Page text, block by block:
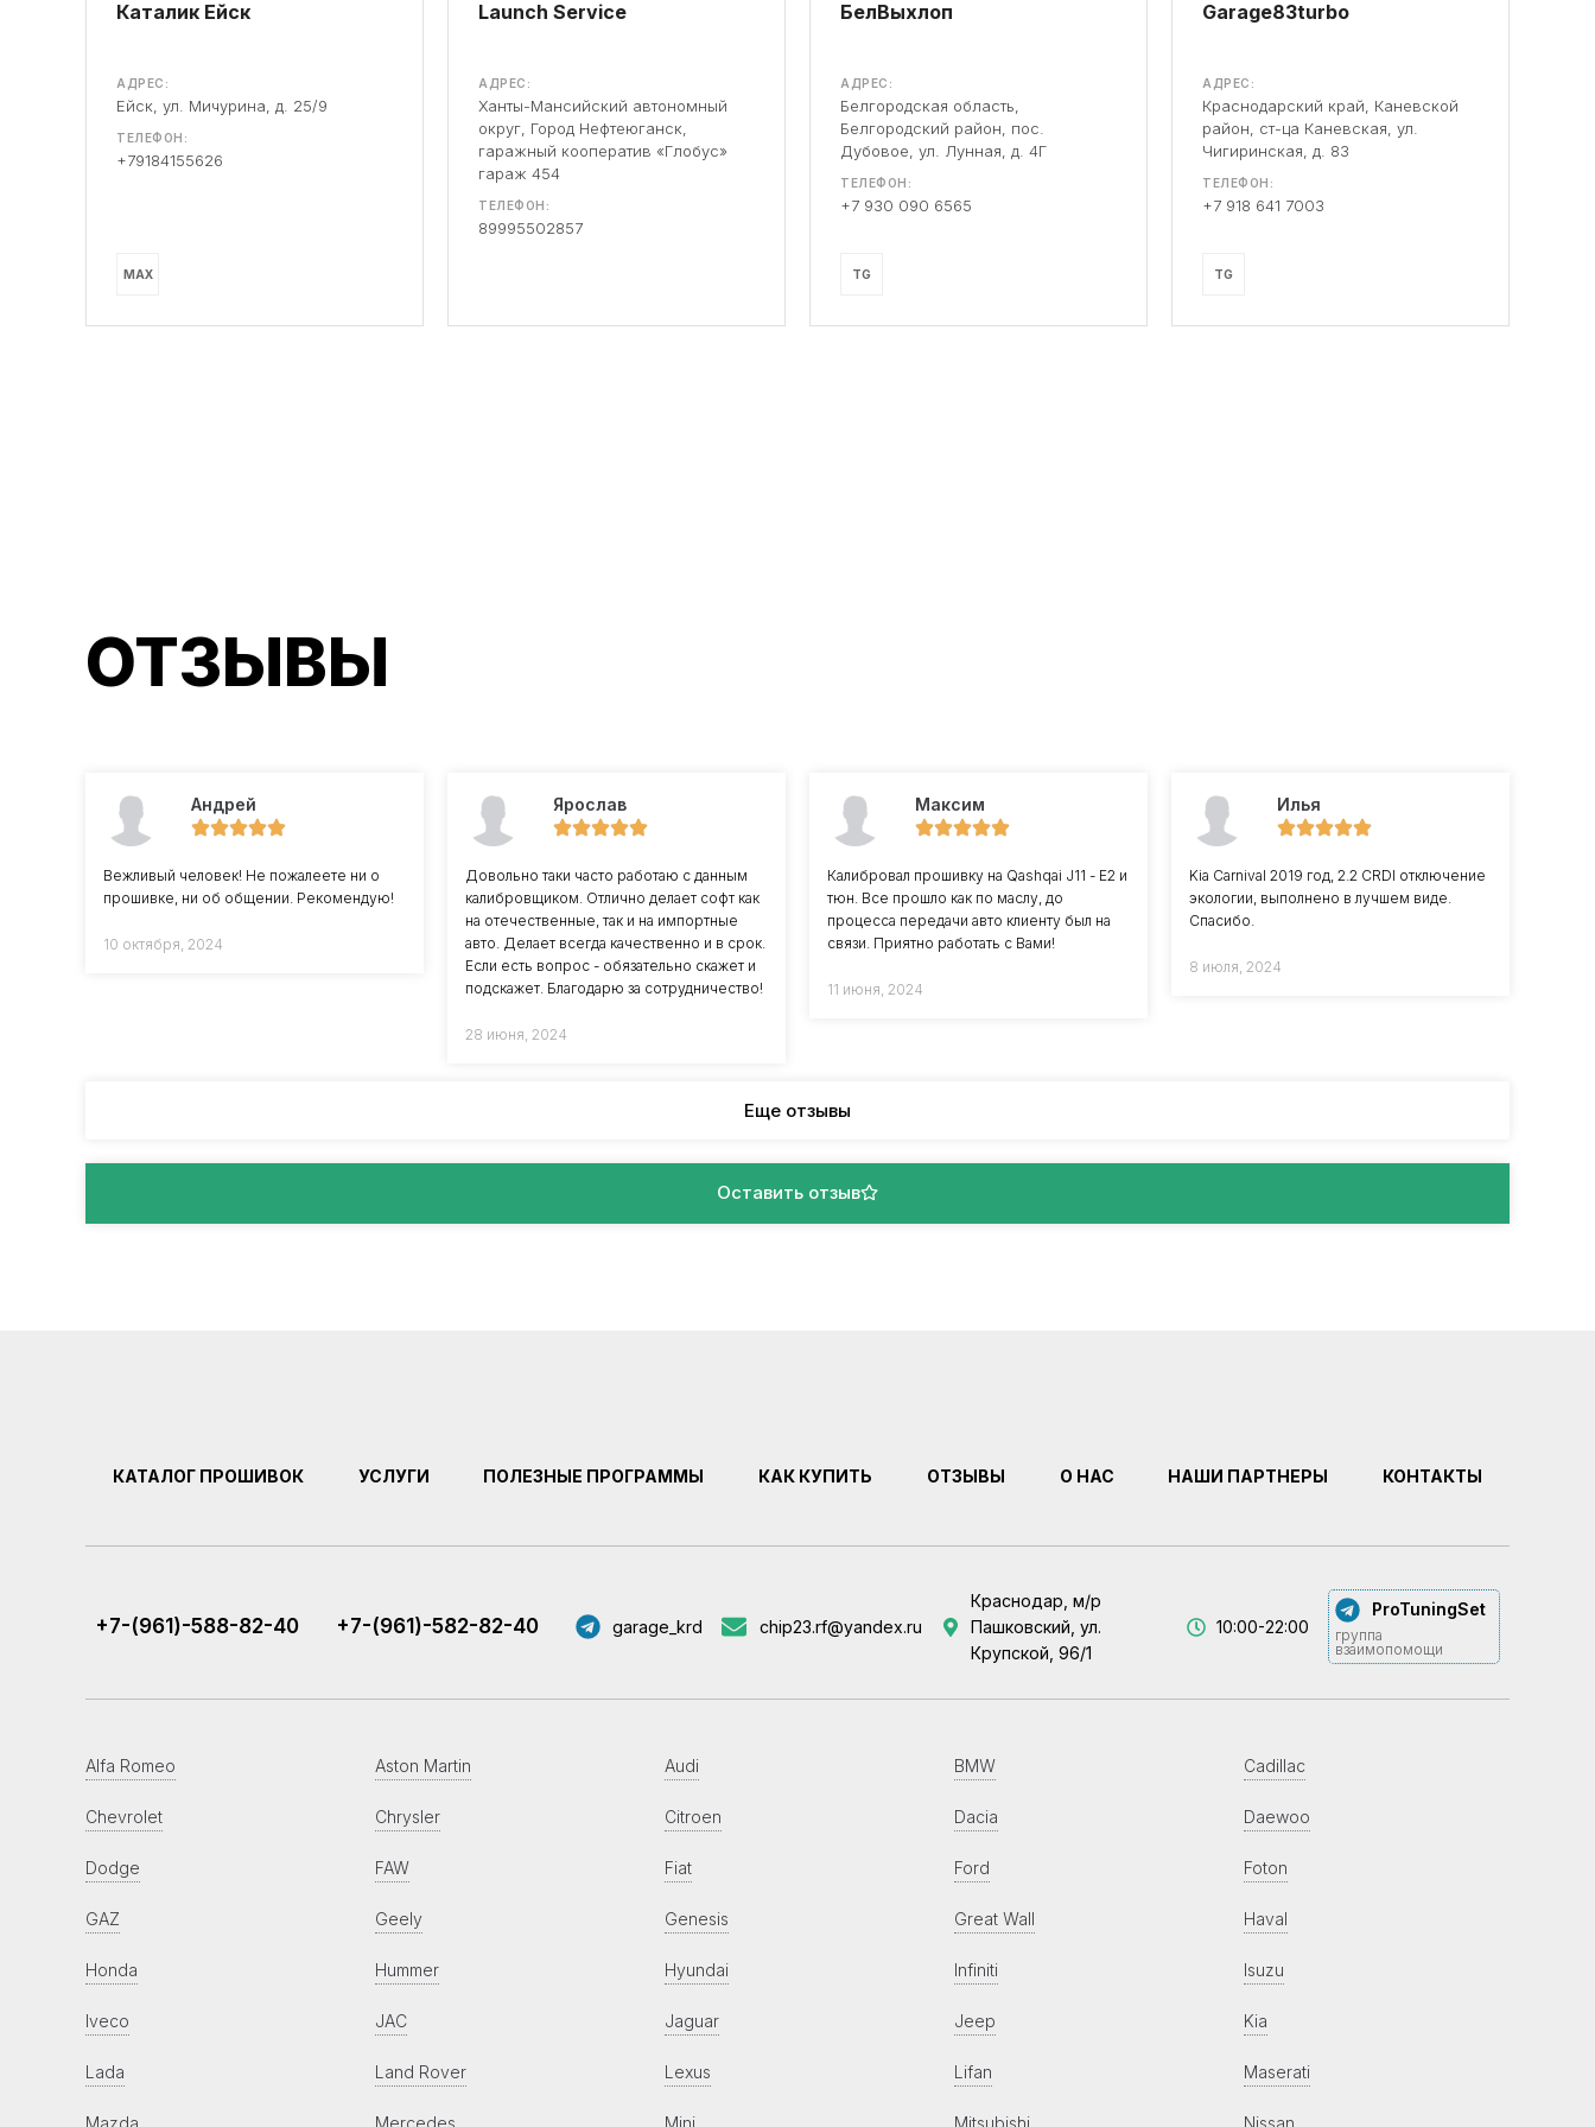
Каталик Ейск
АДРЕС:
Ейск, ул. Мичурина, д. 25/9
ТЕЛЕФОН:
+79184155626
MAX
Launch Service
АДРЕС:
Ханты-Мансийский автономный
округ, Город Нефтеюганск,
гаражный кооператив «Глобус»
гараж 454
ТЕЛЕФОН:
89995502857
БелВыхлоп
АДРЕС:
Белгородская область,
Белгородский район, пос.
Дубовое, ул. Лунная, д. 4Г
ТЕЛЕФОН:
+7 930 090 6565
TG
Garage83turbo
АДРЕС:
Краснодарский край, Каневской
район, ст-ца Каневская, ул.
Чигиринская, д. 83
ТЕЛЕФОН:
+7 918 641 7003
TG
ОТЗЫВЫ
Андрей
Вежливый человек! Не пожалеете ни о
прошивке, ни об общении. Рекомендую!
10 октября, 2024
Ярослав
Довольно таки часто работаю с данным
калибровщиком. Отлично делает софт как
на отечественные, так и на импортные
авто. Делает всегда качественно и в срок.
Если есть вопрос - обязательно скажет и
подскажет. Благодарю за сотрудничество!
28 июня, 2024
Максим
Калибровал прошивку на Qashqai J11 - Е2 и
тюн. Все прошло как по маслу, до
процесса передачи авто клиенту был на
связи. Приятно работать с Вами!
11 июня, 2024
Илья
Kia Carnival 2019 год, 2.2 CRDI отключение
экологии, выполнено в лучшем виде.
Спасибо.
8 июля, 2024
Еще отзывы
Оставить отзыв
КАТАЛОГ ПРОШИВОК УСЛУГИ ПОЛЕЗНЫЕ ПРОГРАММЫ КАК КУПИТЬ ОТЗЫВЫ О НАС НАШИ ПАРТНЕРЫ КОНТАКТЫ
+7-(961)-588-82-40 +7-(961)-582-82-40 garage_krd chip23.rf@yandex.ru
Краснодар, м/р
Пашковский, ул.
Крупской, 96/1
10:00-22:00
ProTuningSet
группа
взаимопомощи
Alfa Romeo Aston Martin Audi BMW Cadillac
Chevrolet Chrysler Citroen Dacia Daewoo
Dodge FAW Fiat Ford Foton
GAZ Geely Genesis Great Wall Haval
Honda Hummer Hyundai Infiniti Isuzu
Iveco JAC Jaguar Jeep Kia
Lada Land Rover Lexus Lifan Maserati
Mazda Mercedes Mini Mitsubishi Nissan